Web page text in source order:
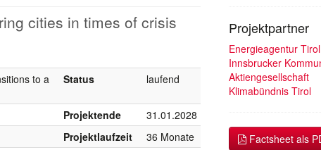
cities in times of crisis
to a
Status laufend
Projektende
31.01.2028
Projektlaufzeit
36 Monate
Projektpartner
Energieagentur
Innsbrucker
Aktiengesellschaft
Klimabündnis Tirol
Factsheet als